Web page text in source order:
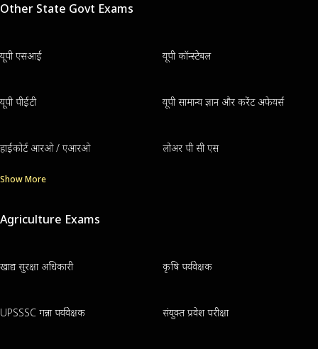
Other State Govt Exams
यूपी एसआई यूपी कॉन्स्टेबल
यूपी पीईटी यूपी सामान्य ज्ञान और करेंट अफेयर्स
हाईकोर्ट आरओ / एआरओ लोअर पी सी एस
Show More
Agriculture Exams
खाद्य सुरक्षा अधिकारी कृषि पर्यवेक्षक
UPSSSC गन्ना पर्यवेक्षक संयुक्त प्रवेश परीक्षा